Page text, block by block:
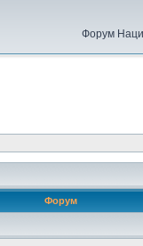
Форум
Форум